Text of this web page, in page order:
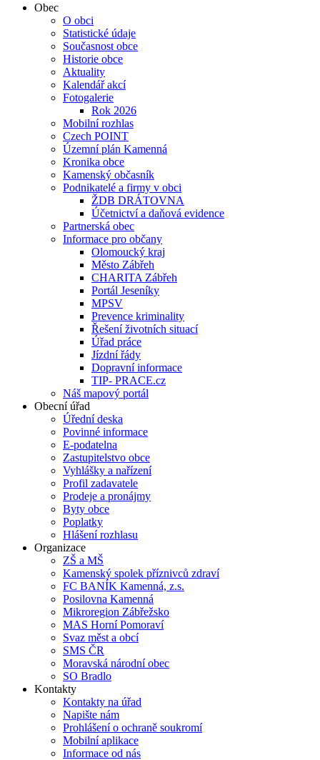
Obec
O obci
Statistické údaje
Současnost obce
Historie obce
Aktuality
Kalendář akcí
Fotogalerie
Rok 2026
Mobilní rozhlas
Czech POINT
Územní plán Kamenná
Kronika obce
Kamenský občasník
Podnikatelé a firmy v obci
ŽDB DRÁTOVNA
Účetnictví a daňová evidence
Partnerská obec
Informace pro občany
Olomoucký kraj
Město Zábřeh
CHARITA Zábřeh
Portál Jeseníky
MPSV
Prevence kriminality
Řešení životních situací
Úřad práce
Jízdní řády
Dopravní informace
TIP- PRACE.cz
Náš mapový portál
Obecní úřad
Úřední deska
Povinné informace
E-podatelna
Zastupitelstvo obce
Vyhlášky a nařízení
Profil zadavatele
Prodeje a pronájmy
Byty obce
Poplatky
Hlášení rozhlasu
Organizace
ZŠ a MŠ
Kamenský spolek příznivců zdraví
FC BANÍK Kamenná, z.s.
Posilovna Kamenná
Mikroregion Zábřežsko
MAS Horní Pomoraví
Svaz měst a obcí
SMS ČR
Moravská národní obec
SO Bradlo
Kontakty
Kontakty na úřad
Napište nám
Prohlášení o ochraně soukromí
Mobilní aplikace
Informace od nás